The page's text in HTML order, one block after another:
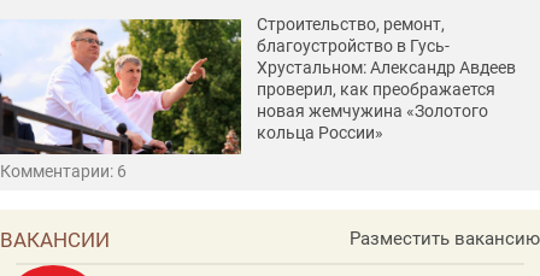
Строительство, ремонт,
благоустройство в Гусь-
Хрустальном: Александр Авдеев
проверил, как преображается
новая жемчужина «Золотого
кольца России»
Комментарии: 6
ВАКАНСИИ Разместить вакансию